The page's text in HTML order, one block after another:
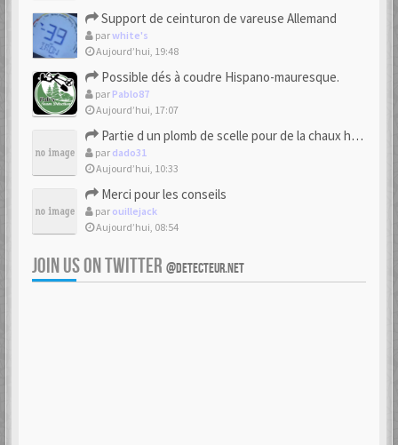
Support de ceinturon de vareuse Allemand
parwhite's
Aujourd’hui, 19:48
Possible dés à coudre Hispano-mauresque.
par Pablo87
Aujourd’hui, 17:07
Partie d un plomb de scelle pour de la chaux hydraulique
par dado31
Aujourd’hui, 10:33
Merci pour les conseils
par ouillejack
Aujourd’hui, 08:54
JOIN US ON TWITTER @DETECTEUR.NET